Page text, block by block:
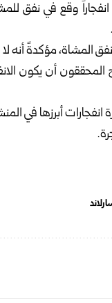
انفجاراً وقع في نفق
المشاة، مؤكدةً أنه
أن يكون
أبرزها في